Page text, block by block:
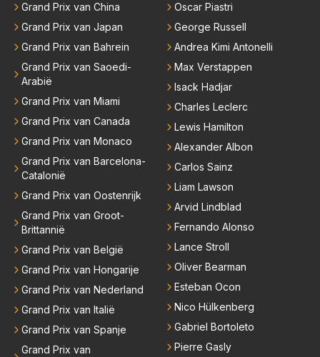
Grand Prix van China
Grand Prix van Japan
Grand Prix van Bahrein
Grand Prix van Saoedi-
Arabië
Grand Prix van Miami
Grand Prix van Canada
Grand Prix van Monaco
Grand Prix van Barcelona-
Catalonië
Grand Prix van Oostenrijk
Grand Prix van Groot-
Brittannië
Grand Prix van België
Grand Prix van Hongarije
Grand Prix van Nederland
Grand Prix van Italië
Grand Prix van Spanje
Grand Prix van
Oscar Piastri
George Russell
Andrea Kimi Antonelli
Max Verstappen
Isack Hadjar
Charles Leclerc
Lewis Hamilton
Alexander Albon
Carlos Sainz
Liam Lawson
Arvid Lindblad
Fernando Alonso
Lance Stroll
Oliver Bearman
Esteban Ocon
Nico Hülkenberg
Gabriel Bortoleto
Pierre Gasly